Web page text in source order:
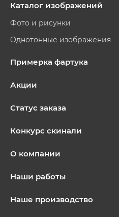
Каталог изображений
Фото и рисунки
Однотонные изображения
Примерка фартука
Акции
Статус заказа
Конкурс скинали
О компании
Наши работы
Наше производство